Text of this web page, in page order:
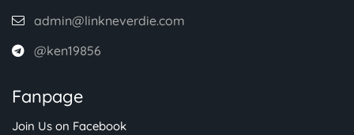
admin@linkneverdie.com
@ken19856
Fanpage
Join Us on Facebook